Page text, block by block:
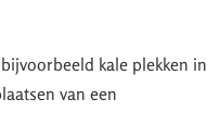
kale plekken in
van een